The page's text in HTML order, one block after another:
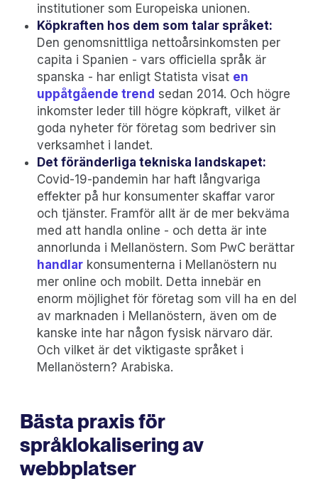
institutioner som Europeiska unionen.
Köpkraften hos dem som talar språket:
Den genomsnittliga nettoårsinkomsten per
capita i Spanien - vars officiella språk är
spanska - har enligt Statista visat en
uppåtgående trend sedan 2014. Och högre
inkomster leder till högre köpkraft, vilket är
goda nyheter för företag som bedriver sin
verksamhet i landet.
Det föränderliga tekniska landskapet:
Covid-19-pandemin har haft långvariga
effekter på hur konsumenter skaffar varor
och tjänster. Framför allt är de mer bekväma
med att handla online - och detta är inte
annorlunda i Mellanöstern. Som PwC berättar
handlar konsumenterna i Mellanöstern nu
mer online och mobilt. Detta innebär en
enorm möjlighet för företag som vill ha en del
av marknaden i Mellanöstern, även om de
kanske inte har någon fysisk närvaro där.
Och vilket är det viktigaste språket i
Mellanöstern? Arabiska.
Bästa praxis för
språklokalisering av
webbplatser